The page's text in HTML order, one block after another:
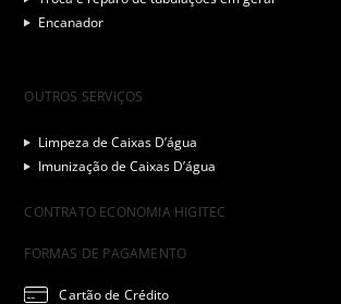
Encanador
OUTROS SERVIÇOS
Limpeza de Caixas D’água
Imunização de Caixas D’água
CONTRATO ECONOMIA HIGITEC
FORMAS DE PAGAMENTO
Cartão de Crédito